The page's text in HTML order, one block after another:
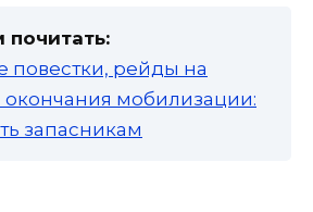
повестки, рейды на
окончания мобилизации:
запасникам